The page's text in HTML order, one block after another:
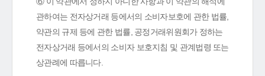
관하여는 전자상거래 등에서의 소비자보호에 관한 법률,
약관의 규제 등에 관한 법률, 공정거래위원회가 정하는
전자상거래 등에서의 소비자 보호지침 및 관계법령 또는
상관례에 따릅니다.